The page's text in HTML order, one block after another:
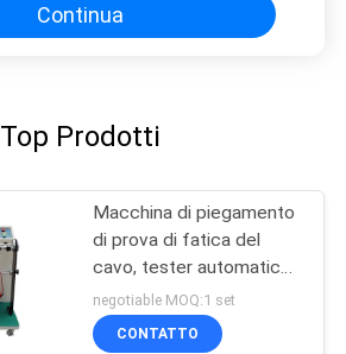
Continua
Top Prodotti
Macchina di piegamento
di prova di fatica del
cavo, tester automatico
della flessione del cavo
di 220V 50hz
negotiable MOQ:1 set
CONTATTO